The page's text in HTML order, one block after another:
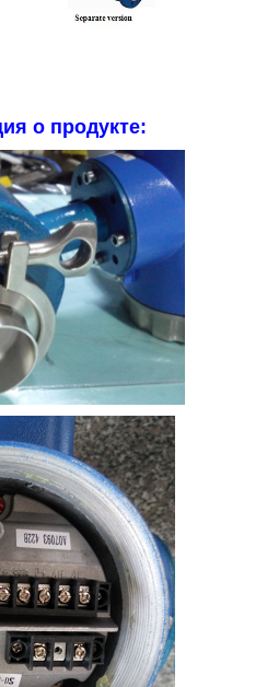
к чистой редуцирующей
серной кислоте,
коррозия.
содержит
это значительно
устойчивость к
средам, аналогичную
применимо ко всем
средам.
фториновой кислоты,
применима во всех
средах, кроме соли
о продукте: